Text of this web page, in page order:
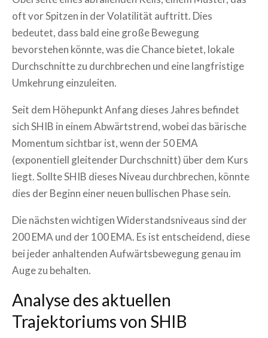
oft vor Spitzen in der Volatilität auftritt. Dies
bedeutet, dass bald eine große Bewegung
bevorstehen könnte, was die Chance bietet, lokale
Durchschnitte zu durchbrechen und eine langfristige
Umkehrung einzuleiten.
Seit dem Höhepunkt Anfang dieses Jahres befindet
sich SHIB in einem Abwärtstrend, wobei das bärische
Momentum sichtbar ist, wenn der 50 EMA
(exponentiell gleitender Durchschnitt) über dem Kurs
liegt. Sollte SHIB dieses Niveau durchbrechen, könnte
dies der Beginn einer neuen bullischen Phase sein.
Die nächsten wichtigen Widerstandsniveaus sind der
200 EMA und der 100 EMA. Es ist entscheidend, diese
bei jeder anhaltenden Aufwärtsbewegung genau im
Auge zu behalten.
Analyse des aktuellen
Trajektoriums von SHIB